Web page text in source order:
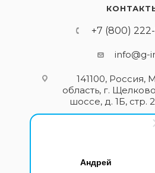
Андрей
+7 (800)
info@g-
141100, Россия,
область, г.
шоссе, д. 1Б, стр.
ПОДПИСАТЬСЯ НА